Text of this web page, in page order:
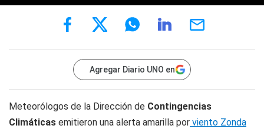
Agregar Diario UNO en
Meteorólogos de la Dirección de Contingencias
Climáticas emitieron una alerta amarilla por viento Zonda